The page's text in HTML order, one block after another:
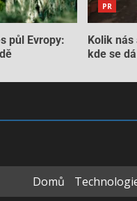
půl Evropy:
PR
Kolik nás
kde se
Domů